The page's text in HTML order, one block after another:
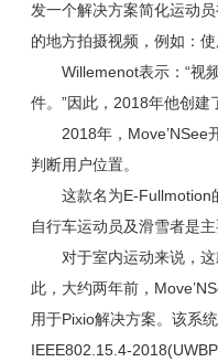
发一个解决方案简化运动
的地方拍摄视频，例如：
Willemenot表示：“视
件。”因此，2018年他创建
2018年，Move’NSee
判断用户位置。
这款名为E-Fullmotion
自行车运动员及滑雪者是主
对于室内运动来说，
此，大约两年前，
用于Pixio解决方案。该系
IEEE802.15.4-